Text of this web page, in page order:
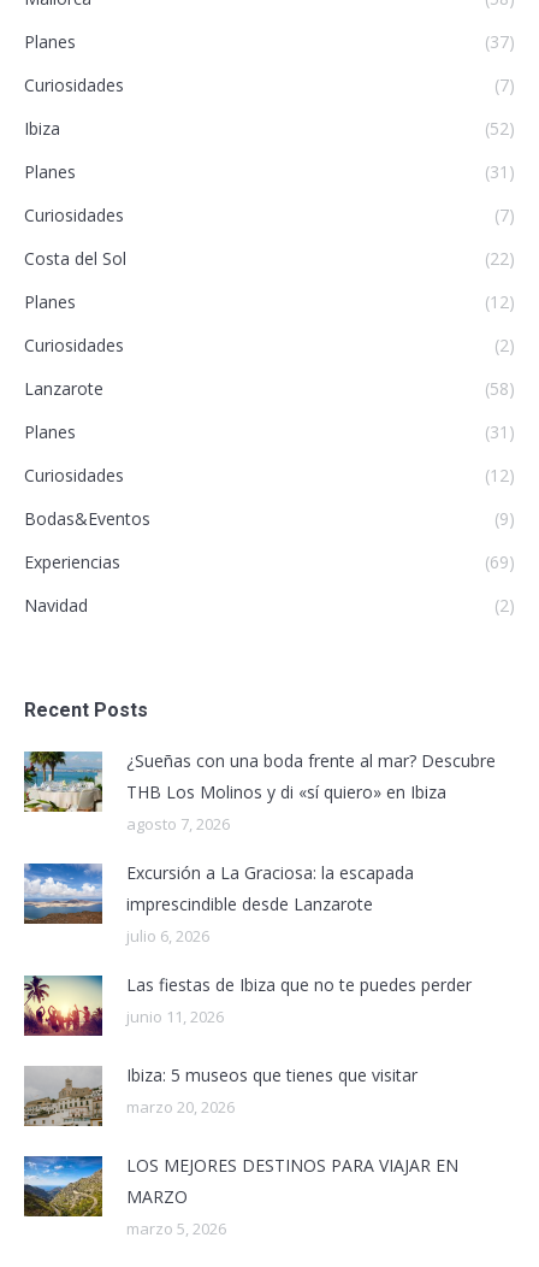
Planes
(37)
Curiosidades
(7)
Ibiza
(52)
Planes
(31)
Curiosidades
(7)
Costa del Sol
(22)
Planes
(12)
Curiosidades
(2)
Lanzarote
(58)
Planes
(31)
Curiosidades
(12)
Bodas&Eventos
(9)
Experiencias
(69)
Navidad
(2)
Recent Posts
¿Sueñas con una boda frente al mar? Descubre
THB Los Molinos y di «sí quiero» en Ibiza
agosto 7, 2026
Excursión a La Graciosa: la escapada
imprescindible desde Lanzarote
julio 6, 2026
Las fiestas de Ibiza que no te puedes perder
junio 11, 2026
Ibiza: 5 museos que tienes que visitar
marzo 20, 2026
LOS MEJORES DESTINOS PARA VIAJAR EN
MARZO
marzo 5, 2026